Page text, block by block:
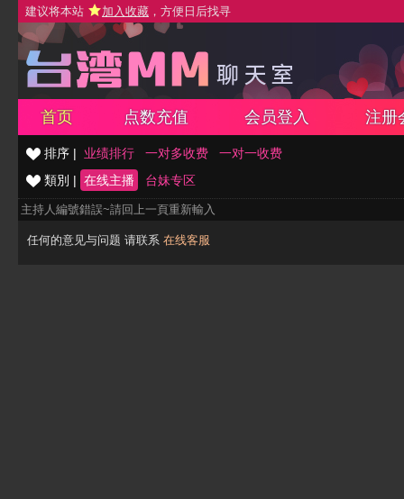
建议将本站 加入收藏 ，方便日后找寻
首页 点数充值 会员登入 注册
排序 | 业绩排行 一对多收费
一对一收费
類別 | 在线主播 台妹专区
主持人編號錯誤~請回上一頁重新輸入
任何的意见与问题 请联系 在线客服